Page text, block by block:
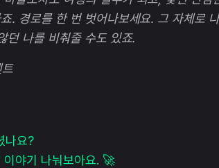
. 경로를 한 번 벗어나보세요. 그 자체로
던 나를 비춰줄 수도 있죠.
나요?
야기 나눠보아요. 🚀